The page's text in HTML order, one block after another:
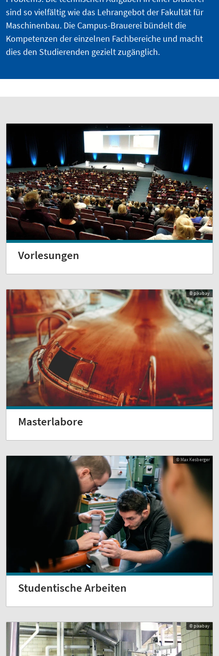
sind so vielfältig wie das Lehrangebot der Fakultät für
Maschinenbau. Die Campus-Brauerei bündelt die
Kompetenzen der einzelnen Fachbereiche und macht
dies den Studierenden gezielt zugänglich.
Vorlesungen
© pixabay
Masterlabore
© Max Kesberger
Studentische Arbeiten
© pixabay